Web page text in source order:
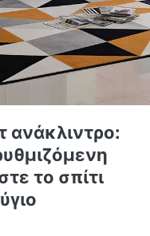
ανάκλιντρο:
το σπίτι